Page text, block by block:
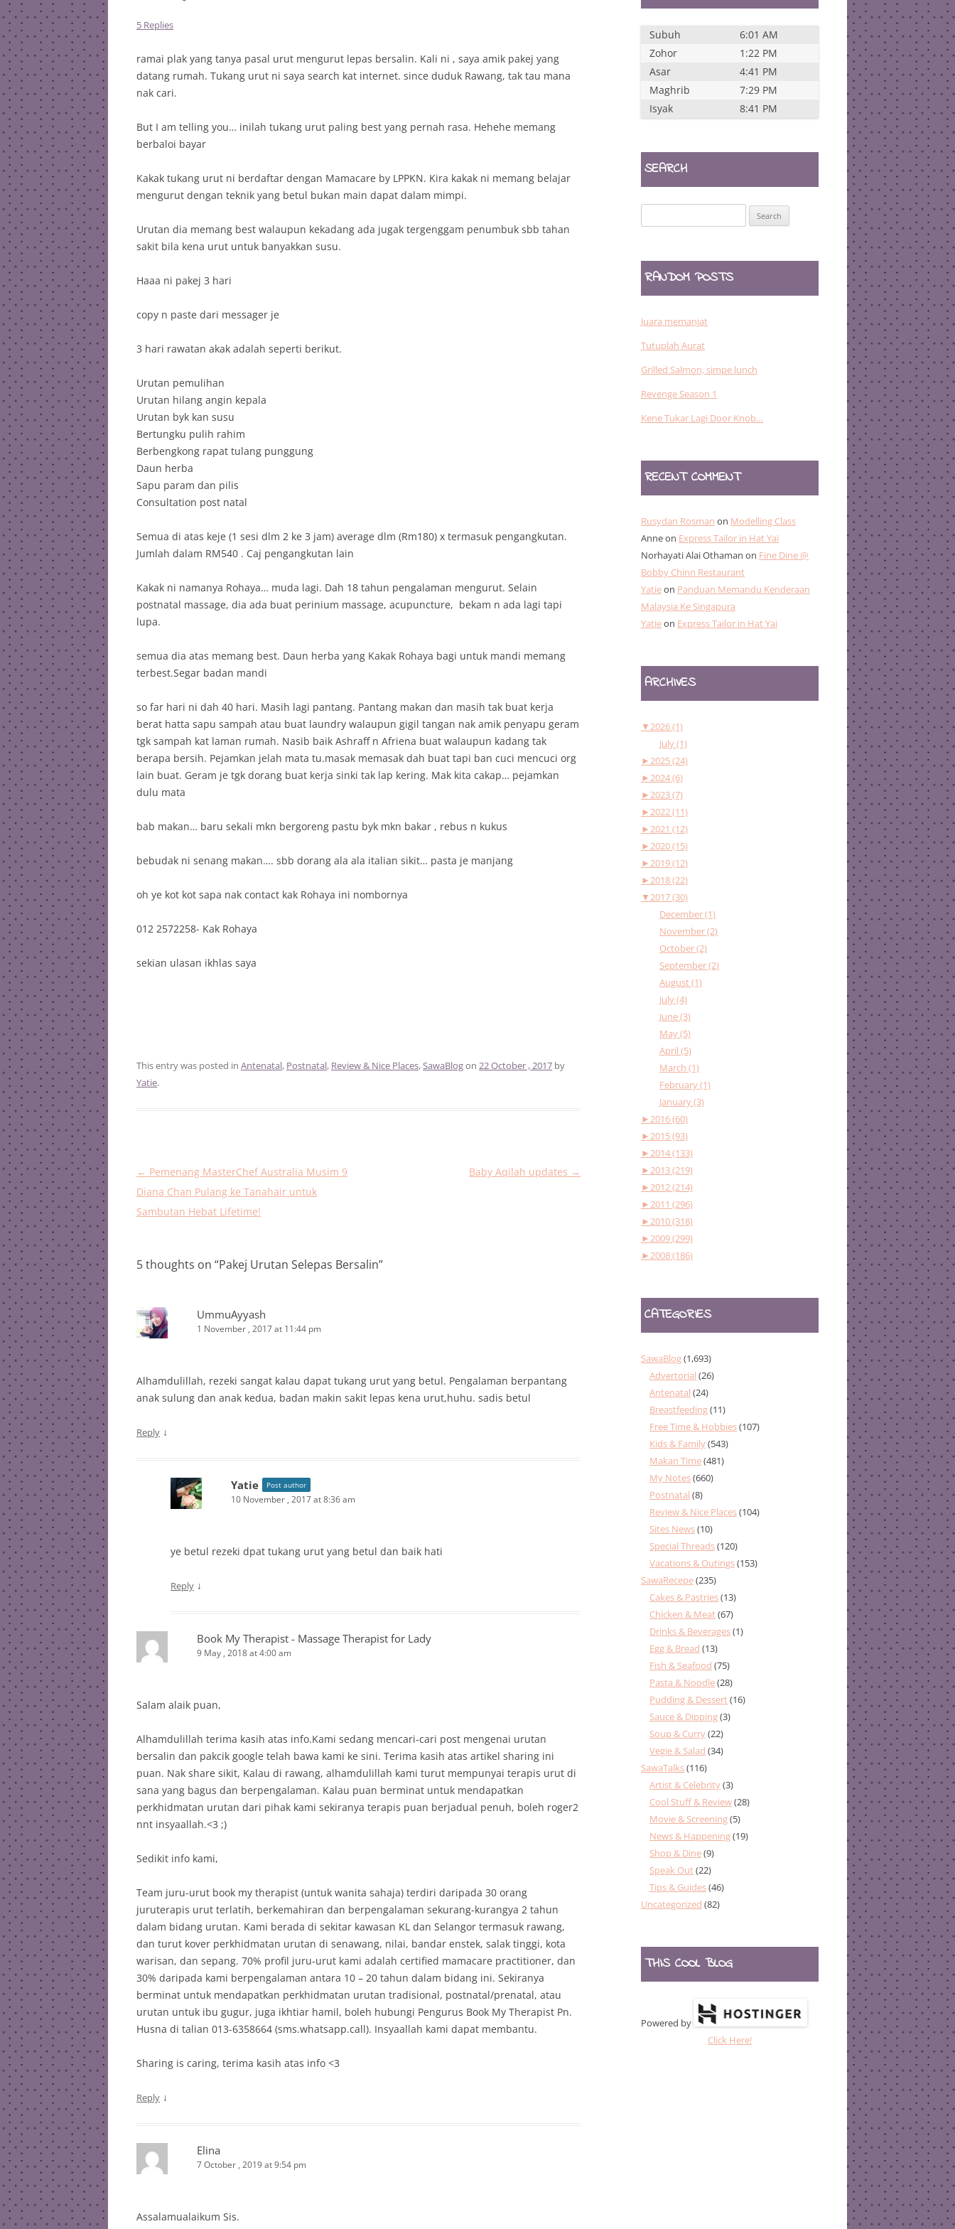
5 Replies
ramai plak yang tanya pasal urut mengurut lepas bersalin. Kali ni , saya amik pakej yang
datang rumah. Tukang urut ni saya search kat internet. since duduk Rawang, tak tau mana
nak cari.
But I am telling you… inilah tukang urut paling best yang pernah rasa. Hehehe memang
berbaloi bayar
Kakak tukang urut ni berdaftar dengan Mamacare by LPPKN. Kira kakak ni memang belajar
mengurut dengan teknik yang betul bukan main dapat dalam mimpi.
Urutan dia memang best walaupun kekadang ada jugak tergenggam penumbuk sbb tahan
sakit bila kena urut untuk banyakkan susu.
Haaa ni pakej 3 hari
copy n paste dari messager je
3 hari rawatan akak adalah seperti berikut.
Urutan pemulihan
Urutan hilang angin kepala
Urutan byk kan susu
Bertungku pulih rahim
Berbengkong rapat tulang punggung
Daun herba
Sapu param dan pilis
Consultation post natal
Semua di atas keje (1 sesi dlm 2 ke 3 jam) average dlm (Rm180) x termasuk pengangkutan.
Jumlah dalam RM540 . Caj pengangkutan lain
Kakak ni namanya Rohaya… muda lagi. Dah 18 tahun pengalaman mengurut. Selain
postnatal massage, dia ada buat perinium massage, acupuncture, bekam n ada lagi tapi
lupa.
semua dia atas memang best. Daun herba yang Kakak Rohaya bagi untuk mandi memang
terbest.Segar badan mandi
so far hari ni dah 40 hari. Masih lagi pantang. Pantang makan dan masih tak buat kerja
berat hatta sapu sampah atau buat laundry walaupun gigil tangan nak amik penyapu geram
tgk sampah kat laman rumah. Nasib baik Ashraff n Afriena buat walaupun kadang tak
berapa bersih. Pejamkan jelah mata tu.masak memasak dah buat tapi ban cuci mencuci org
lain buat. Geram je tgk dorang buat kerja sinki tak lap kering. Mak kita cakap… pejamkan
dulu mata
bab makan… baru sekali mkn bergoreng pastu byk mkn bakar , rebus n kukus
bebudak ni senang makan…. sbb dorang ala ala italian sikit… pasta je manjang
oh ye kot kot sapa nak contact kak Rohaya ini nombornya
012 2572258- Kak Rohaya
sekian ulasan ikhlas saya
This entry was posted in Antenatal, Postnatal, Review & Nice Places,SawaBlogon 22 October , 2017 by
Yatie.
Post
navigation
← Pemenang MasterChef Australia Musim 9
Diana Chan Pulang ke Tanahair untuk
Sambutan Hebat Lifetime!
Baby Aqilah updates →
5 thoughts on “Pakej Urutan Selepas Bersalin”
UmmuAyyash
1 November , 2017 at 11:44 pm
Alhamdulillah, rezeki sangat kalau dapat tukang urut yang betul. Pengalaman berpantang
anak sulung dan anak kedua, badan makin sakit lepas kena urut,huhu. sadis betul
Reply ↓
Yatie Post author
10 November , 2017 at 8:36 am
ye betul rezeki dpat tukang urut yang betul dan baik hati
Reply ↓
Book My Therapist - Massage Therapist for Lady
9 May , 2018 at 4:00 am
Salam alaik puan,
Alhamdulillah terima kasih atas info.Kami sedang mencari-cari post mengenai urutan
bersalin dan pakcik google telah bawa kami ke sini. Terima kasih atas artikel sharing ini
puan. Nak share sikit, Kalau di rawang, alhamdulillah kami turut mempunyai terapis urut di
sana yang bagus dan berpengalaman. Kalau puan berminat untuk mendapatkan
perkhidmatan urutan dari pihak kami sekiranya terapis puan berjadual penuh, boleh roger2
nnt insyaallah.<3 ;)
Sedikit info kami,
Team juru-urut book my therapist (untuk wanita sahaja) terdiri daripada 30 orang
juruterapis urut terlatih, berkemahiran dan berpengalaman sekurang-kurangya 2 tahun
dalam bidang urutan. Kami berada di sekitar kawasan KL dan Selangor termasuk rawang,
dan turut kover perkhidmatan urutan di senawang, nilai, bandar enstek, salak tinggi, kota
warisan, dan sepang. 70% profil juru-urut kami adalah certified mamacare practitioner, dan
30% daripada kami berpengalaman antara 10 – 20 tahun dalam bidang ini. Sekiranya
berminat untuk mendapatkan perkhidmatan urutan tradisional, postnatal/prenatal, atau
urutan untuk ibu gugur, juga ikhtiar hamil, boleh hubungi Pengurus Book My Therapist Pn.
Husna di talian 013-6358664 (sms.whatsapp.call). Insyaallah kami dapat membantu.
Sharing is caring, terima kasih atas info <3
Reply ↓
Elina
7 October , 2019 at 9:54 pm
Assalamualaikum Sis.
Subuh
6:01 AM
Zohor
1:22 PM
Asar
4:41 PM
Maghrib
7:29 PM
Isyak
8:41 PM
SEARCH
for:
RANDOM POSTS
Juara memanjat
Tutuplah Aurat
Grilled Salmon, simpe lunch
Revenge Season 1
Kene Tukar Lagi Door Knob…
RECENT COMMENT
Rusydan Rosman on Modelling Class
Anneon Express Tailor in Hat Yai
Norhayati Alai Othaman on Fine Dine @
Bobby Chinn Restaurant
Yatieon Panduan Memandu Kenderaan
Malaysia Ke Singapura
Yatieon Express Tailor in Hat Yai
ARCHIVES
▼2026 (1)
July (1)
►2025 (24)
►2024 (6)
►2023 (7)
►2022 (11)
►2021 (12)
►2020 (15)
►2019 (12)
►2018 (22)
▼2017 (30)
December (1)
November (2)
October (2)
September (2)
August (1)
July (4)
June (3)
May (5)
April (5)
March (1)
February (1)
January (3)
►2016 (60)
►2015 (93)
►2014 (133)
►2013 (219)
►2012 (214)
►2011 (296)
►2010 (318)
►2009 (299)
►2008 (186)
CATEGORIES
SawaBlog(1,693)
Advertorial (26)
Antenatal (24)
Breastfeeding(11)
Free Time & Hobbies(107)
Kids & Family(543)
Makan Time(481)
My Notes(660)
Postnatal (8)
Review & Nice Places(104)
Sites News(10)
Special Threads(120)
Vacations & Outings(153)
SawaRecepe(235)
Cakes & Pastries(13)
Chicken & Meat(67)
Drinks & Beverages(1)
Egg & Bread (13)
Fish & Seafood (75)
Pasta & Noodle(28)
Pudding & Dessert(16)
Sauce & Dipping(3)
Soup & Curry(22)
Vegie & Salad (34)
SawaTalks(116)
Artist & Celebrity(3)
Cool Stuff & Review(28)
Movie & Screening(5)
News & Happening(19)
Shop & Dine(9)
Speak Out(22)
Tips & Guides(46)
Uncategorized (82)
THIS COOL BLOG
Powered by
Click Here!